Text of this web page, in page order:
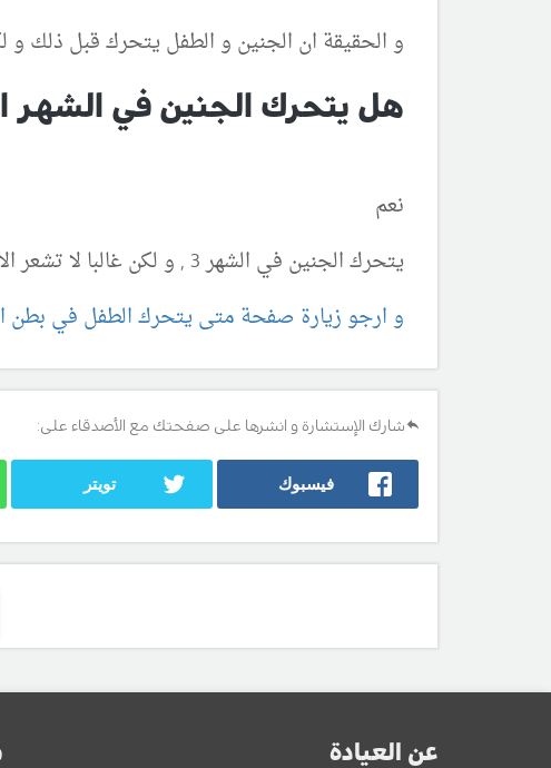
و الحقيقة ان الجنين و الطفل يتحرك قبل ذلك و لكن
هل يتحرك الجنين في الشهر
نعم
يتحرك الجنين في الشهر 3 , و لكن غالبا لا تشعر الام بحركات الجنين في الشهر 3 من الحمل
و ارجو زيارة صفحة متى يتحرك الطفل في بطن
شارك الإستشارة و انشرها على صفحتك مع الأصدقاء على:
فيسبوك تويتر
عن العيادة